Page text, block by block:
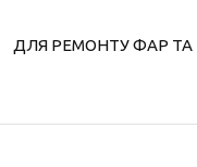
ДЛЯ РЕМОНТУ ФАР ТА